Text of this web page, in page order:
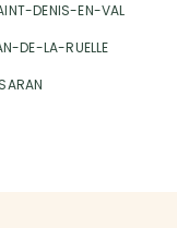
DENIS-EN-VAL
DE-LA-RUELLE
SARAN